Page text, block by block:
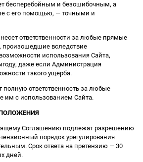
бесперебойным и безошибочным, а
с его помощью, — точными и
ответственности за любые прямые
произошедшие вследствие
использования Сайта,
даже если Администрация
такого ущерба.
полную ответственность за любые
им с использованием Сайта.
Соглашению подлежат разрешению
порядок урегулирования
Срок ответа на претензию — 30
дней.